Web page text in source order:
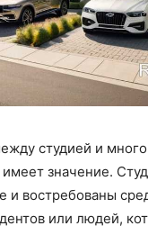
студией и
имеет значение.
и востребованы
или людей,